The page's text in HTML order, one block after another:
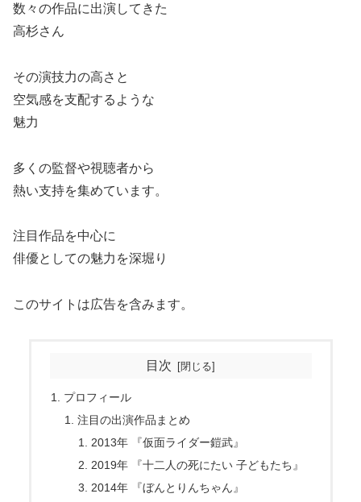
数々の作品に出演してきた
高杉さん
その演技力の高さと
空気感を支配するような
魅力
多くの監督や視聴者から
熱い支持を集めています。
注目作品を中心に
俳優としての魅力を深堀り
このサイトは広告を含みます。
目次
プロフィール
注目の出演作品まとめ
2013年 『仮面ライダー鎧武』
2019年 『十二人の死にたい 子どもたち』
2014年 『ぼんとりんちゃん』